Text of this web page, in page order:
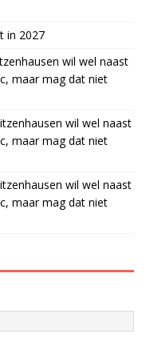
in 2027
wil wel naast
maar mag dat niet
wil wel naast
maar mag dat niet
wil wel naast
maar mag dat niet